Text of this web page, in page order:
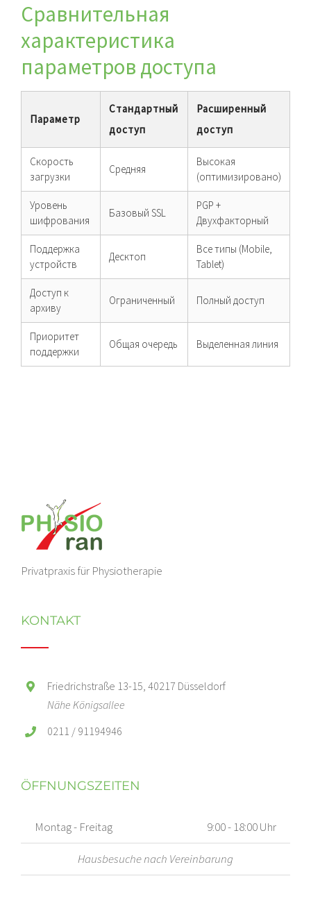
Сравнительная
характеристика
параметров доступа
Параметр
Стандартный
доступ
Расширенный
доступ
Скорость
загрузки
Средняя
Высокая
(оптимизировано)
Уровень
шифрования
Базовый SSL
PGP +
Двухфакторный
Поддержка
устройств
Десктоп
Все типы (Mobile,
Tablet)
Доступ к
архиву
Ограниченный Полный доступ
Приоритет
поддержки
Общая очередь Выделенная линия
Privatpraxis für Physiotherapie
KONTAKT
Friedrichstraße 13-15, 40217 Düsseldorf
Nähe Königsallee
0211 / 91194946
ÖFFNUNGSZEITEN
Montag - Freitag 9:00 - 18:00 Uhr
Hausbesuche nach Vereinbarung